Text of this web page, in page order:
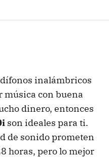
inalámbricos
música con buena
dinero, entonces
son ideales para ti.
de sonido prometen
horas, pero lo mejor